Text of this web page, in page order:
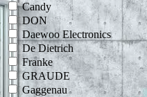
Candy
DON
Daewoo Electronics
De Dietrich
Franke
GRAUDE
Gaggenau